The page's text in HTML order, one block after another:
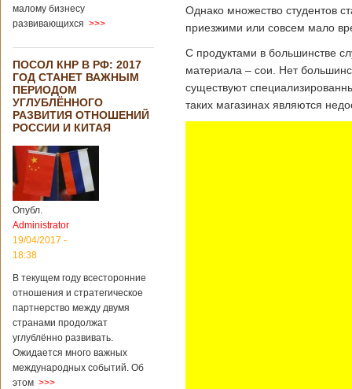
малому бизнесу
развивающихся >>>
ПОСОЛ КНР В РФ: 2017
ГОД СТАНЕТ ВАЖНЫМ
ПЕРИОДОМ
УГЛУБЛЁННОГО
РАЗВИТИЯ ОТНОШЕНИЙ
РОССИИ И КИТАЯ
Опубл.
Administrator
19/04/2017 -
18:38
В текущем году всесторонние
отношения и стратегическое
партнерство между двумя
странами продолжат
углублённо развивать.
Ожидается много важных
международных событий. Об
этом >>>
Однако множество студентов
приезжими или совсем мало
С продуктами в большинстве
материала – сои. Нет
существуют
таких магазинах являются